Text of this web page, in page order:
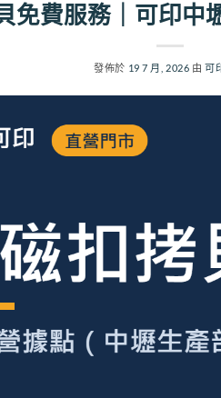
免費服務｜可印中
發佈於 19 7 月, 2026 由 可